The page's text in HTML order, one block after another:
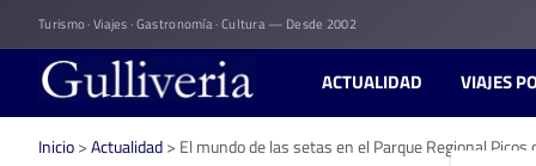
to
content
Turismo · Viajes · Gastronomía · Cultura — Desde 2002
ACTUALIDAD VIAJES
Inicio>Actualidad> El mundo de las setas en el Parque Regional Picos